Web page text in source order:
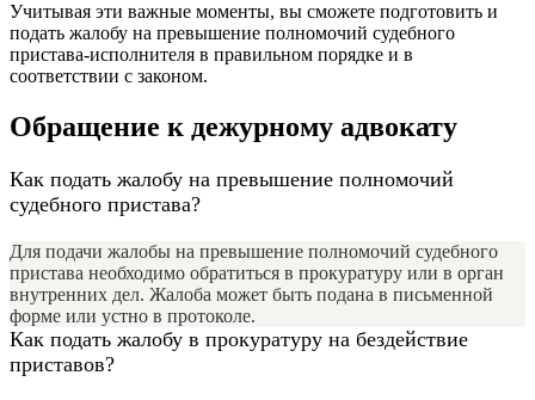
Учитывая эти важные моменты, вы сможете подготовить и
подать жалобу на превышение полномочий судебного
пристава-исполнителя в правильном порядке и в
соответствии с законом.
Обращение к дежурному адвокату
Как подать жалобу на превышение полномочий
судебного пристава?
Для подачи жалобы на превышение полномочий судебного
пристава необходимо обратиться в прокуратуру или в орган
внутренних дел. Жалоба может быть подана в письменной
форме или устно в протоколе.
Как подать жалобу в прокуратуру на бездействие
приставов?